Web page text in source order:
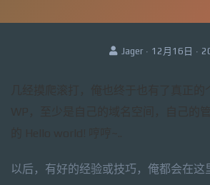
Jager · 12月16日 ·
以后，有好的经验或技巧，俺都会在这